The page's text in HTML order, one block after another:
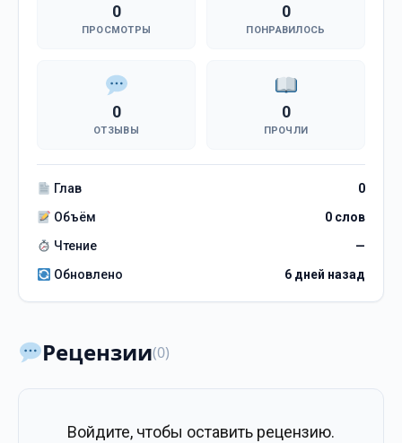
0
ПРОСМОТРЫ
0
ПОНРАВИЛОСЬ
0
ОТЗЫВЫ
0
ПРОЧЛИ
Глав
0
Объём
0 слов
Чтение
—
Обновлено
6 дней назад
Рецензии(0)
Войдите, чтобы оставить рецензию.